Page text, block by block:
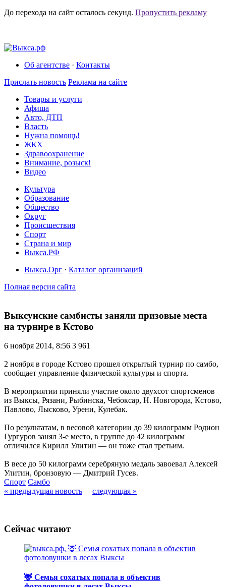
До перехода на сайт осталось секунд. Пропустить рекламу
Об агентстве · Контакты
Прислать новость Реклама на сайте
Товары и услуги
Афиша
Авто, ДТП
Власть
Нужна помощь!
ЖКХ
Здравоохранение
Внимание, розыск!
Видео
Культура
Образование
Общество
Округ
Происшествия
Спорт
Страна и мир
Выкса.РФ
Выкса.Орг · Каталог организаций
Полная версия сайта
Выксунские самбисты заняли призовые места
на турнире в Кстово
6 ноября 2014, 8:56 3 961
2 ноября в городе Кстово прошел открытый турнир по самбо,
сообщает управление физической культуры и спорта.
В мероприятии приняли участие около двухсот спортсменов
из Выксы, Рязани, Рыбинска, Чебоксар, Н. Новгорода, Кстово,
Павлово, Лысково, Урени, Кулебак.
По результатам, в весовой категории до 39 килограмм Родион
Гургуров занял 3-е место, в группе до 42 килограмм
отличился Кирилл Улитин — он тоже стал третьим.
В весе до 50 килограмм серебряную медаль завоевал Алексей
Улитин, бронзовую — Дмитрий Гусев.
Спорт Самбо
« предыдущая новость
следующая »
Сейчас читают
🦌 Семья сохатых попала в объектив